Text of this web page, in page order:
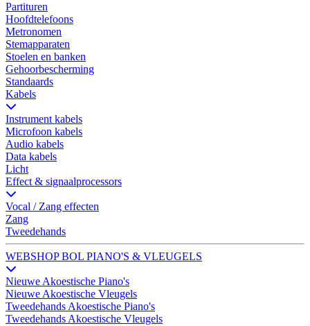
Partituren
Hoofdtelefoons
Metronomen
Stemapparaten
Stoelen en banken
Gehoorbescherming
Standaards
Kabels
Instrument kabels
Microfoon kabels
Audio kabels
Data kabels
Licht
Effect & signaalprocessors
Vocal / Zang effecten
Zang
Tweedehands
WEBSHOP BOL PIANO'S & VLEUGELS
Nieuwe Akoestische Piano's
Nieuwe Akoestische Vleugels
Tweedehands Akoestische Piano's
Tweedehands Akoestische Vleugels